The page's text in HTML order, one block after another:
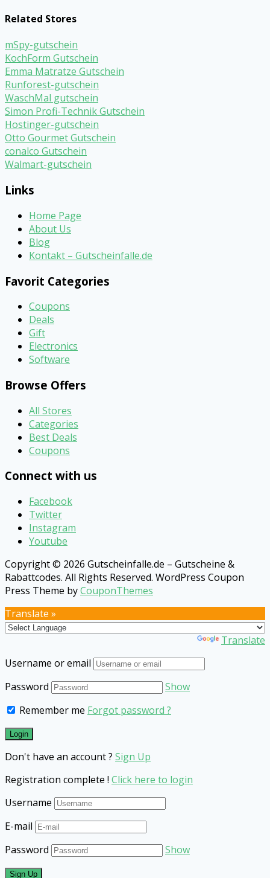
Related Stores
mSpy-gutschein
KochForm Gutschein
Emma Matratze Gutschein
Runforest-gutschein
WaschMal gutschein
Simon Profi-Technik Gutschein
Hostinger-gutschein
Otto Gourmet Gutschein
conalco Gutschein
Walmart-gutschein
Links
Home Page
About Us
Blog
Kontakt – Gutscheinfalle.de
Favorit Categories
Coupons
Deals
Gift
Electronics
Software
Browse Offers
All Stores
Categories
Best Deals
Coupons
Connect with us
Facebook
Twitter
Instagram
Youtube
Copyright © 2026 Gutscheinfalle.de – Gutscheine &
Rabattcodes. All Rights Reserved. WordPress Coupon
Press Theme byCouponThemes
Translate »
Translate
Username or email
Password
Show
Remember me Forgot password ?
Don't have an account ? Sign Up
Registration complete ! Click here to login
Username
E-mail
Password
Show